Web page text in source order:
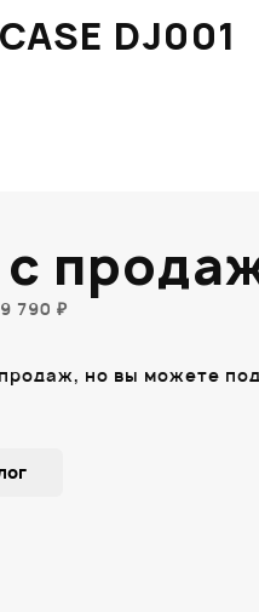
DJ001
790 ₽
но вы можете